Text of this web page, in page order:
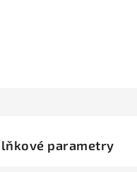
parametry